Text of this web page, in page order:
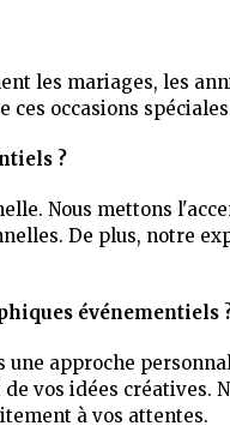
les mariages, les
occasions
?
Nous mettons
De plus, notre
événementiels
approche
vos idées créatives.
à vos attentes.